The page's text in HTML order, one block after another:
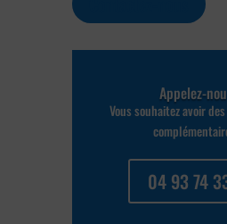
Appelez-
Vous souhaitez avoir
04 93 74